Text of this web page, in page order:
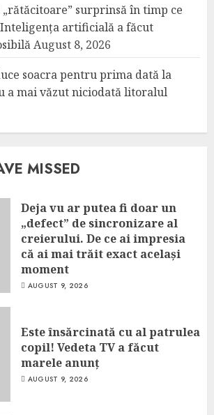
surprinsă în timp ce
artificială a făcut
August 8, 2026
soacra pentru prima dată la
a mai văzut niciodată litoralul
MISSED
Deja vu ar putea fi doar un
„defect” de sincronizare al
creierului. De ce ai impresia
că ai mai trăit exact același
moment
AUGUST 9, 2026
Este însărcinată cu al patrulea
copil! Vedeta TV a făcut
marele anunț
AUGUST 9, 2026